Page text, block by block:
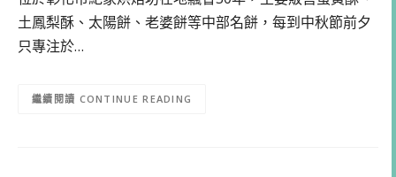
土鳳梨酥、太陽餅、老婆餅等中部名餅，每到中秋節前夕
只專注於…
CONTINUE READING